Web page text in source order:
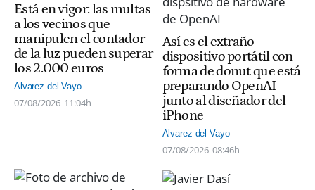
Está en vigor: las multas
a los vecinos que
manipulen el contador
de la luz pueden superar
los 2.000 euros
Alvarez del Vayo
07/08/2026 11:04h
Así es el extraño
dispositivo portátil con
forma de donut que está
preparando OpenAI
junto al diseñador del
iPhone
Alvarez del Vayo
07/08/2026 08:46h